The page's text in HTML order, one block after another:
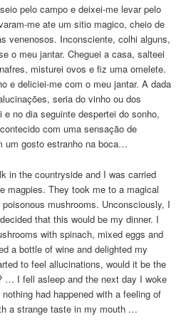
pelo campo e deixei-me levar pelo
me ate um sitio magico, cheio de
venenosos. Inconsciente, colhi alguns,
o meu jantar. Cheguei a casa, salteei
misturei ovos e fiz uma omelete.
e deliciei-me com o meu jantar. A dada
seria do vinho ou dos
no dia seguinte despertei do sonho,
com uma sensação de
um gosto estranho na boca…
in the countryside and I was carried
magpies. They took me to a magical
mushrooms. Unconsciously, I
that this would be my dinner. I
with spinach, mixed eggs and
a bottle of wine and delighted my
to feel allucinations, would it be the
… I fell asleep and the next day I woke
had happened with a feeling of
a strange taste in my mouth …